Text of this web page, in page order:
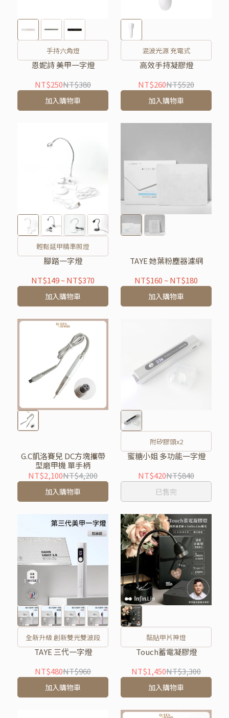
手持六角燈
恩妮詩 美甲一字燈
NT$250NT$380
加入購物車
混波光源 充電式
高效手持凝膠燈
NT$260NT$520
加入購物車
輕鬆延甲精準照燈
腳踏一字燈
NT$149~NT$370
加入購物車
TAYE 她葉粉塵器濾網
NT$160 ~NT$180
加入購物車
G.C凱洛賽兒 DC方塊攜帶
型磨甲機 單手柄
NT$2,100NT$4,200
加入購物車
附矽膠頭x2
蜜糖小姐 多功能一字燈
NT$420NT$840
已售完
全新升級 創新雙光雙波段
TAYE 三代一字燈
NT$480NT$960
加入購物車
黏貼甲片神燈
Touch蓄電凝膠燈
NT$1,450NT$3,300
加入購物車